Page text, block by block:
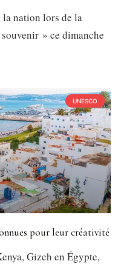
la nation lors de la
» ce dimanche
UNESCO
pour leur créativité
Gizeh en Égypte,